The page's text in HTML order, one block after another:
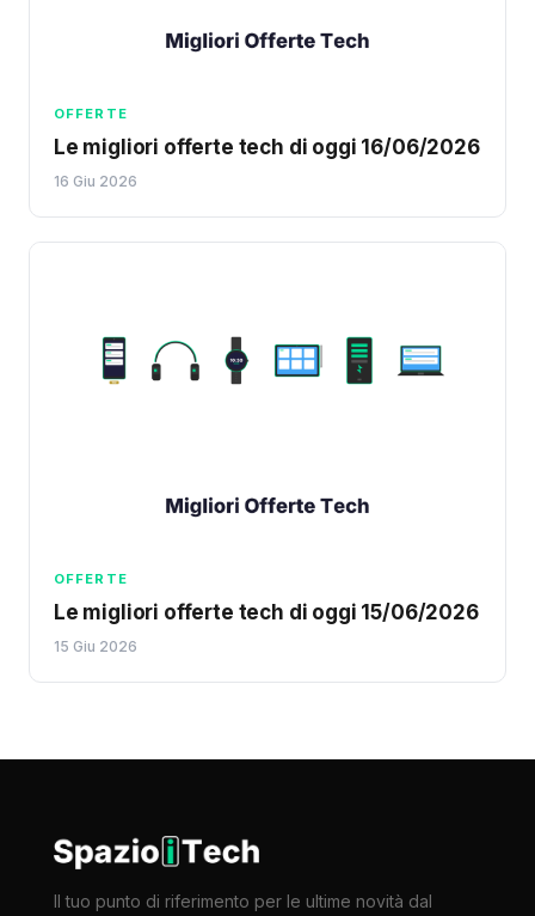
OFFERTE
Le migliori offerte tech di oggi 16/06/2026
16 Giu 2026
OFFERTE
Le migliori offerte tech di oggi 15/06/2026
15 Giu 2026
Il tuo punto di riferimento per le ultime novità dal